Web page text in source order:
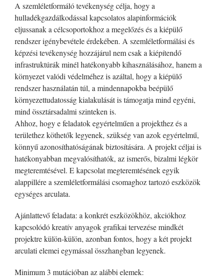
A szemléletformáló tevékenység célja, hogy a
hulladékgazdálkodással kapcsolatos alapinformációk
eljussanak a célcsoportokhoz a megelőzés és a kiépülő
rendszer igénybevétele érdekében. A szemléletformálási és
képzési tevékenység hozzájárul nem csak a kiépítendő
infrastruktúrák minél hatékonyabb kihasználásához, hanem a
környezet valódi védelméhez is azáltal, hogy a kiépülő
rendszer használatán túl, a mindennapokba beépülő
környezettudatosság kialakulását is támogatja mind egyéni,
mind össztársadalmi szinteken is.
Ahhoz, hogy e feladatok egyértelműen a projekthez és a
területhez köthetők legyenek, szükség van azok egyértelmű,
könnyű azonosíthatóságának biztosítására. A projekt céljai is
hatékonyabban megvalósíthatók, az ismerős, bizalmi légkör
megteremtésével. E kapcsolat megteremtésének egyik
alappillére a szemléletformálási csomaghoz tartozó eszközök
egységes arculata.
Ajánlattevő feladata: a konkrét eszközökhöz, akciókhoz
kapcsolódó kreatív anyagok grafikai tervezése mindkét
projektre külön-külön, azonban fontos, hogy a két projekt
arculati elemei egymással összhangban legyenek.
Minimum 3 mutációban az alábbi elemek: